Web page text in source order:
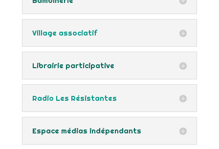
Village associatif
Librairie participative
Radio Les Résistantes
Espace médias indépendants